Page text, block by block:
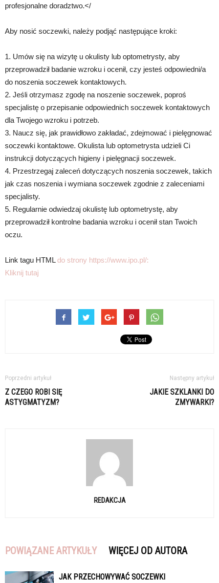
profesjonalne doradztwo.</
Aby nosić soczewki, należy podjąć następujące kroki:
1. Umów się na wizytę u okulisty lub optometrysty, aby
przeprowadził badanie wzroku i ocenił, czy jesteś odpowiedni/a
do noszenia soczewek kontaktowych.
2. Jeśli otrzymasz zgodę na noszenie soczewek, poproś
specjalistę o przepisanie odpowiednich soczewek kontaktowych
dla Twojego wzroku i potrzeb.
3. Naucz się, jak prawidłowo zakładać, zdejmować i pielęgnować
soczewki kontaktowe. Okulista lub optometrysta udzieli Ci
instrukcji dotyczących higieny i pielęgnacji soczewek.
4. Przestrzegaj zaleceń dotyczących noszenia soczewek, takich
jak czas noszenia i wymiana soczewek zgodnie z zaleceniami
specjalisty.
5. Regularnie odwiedzaj okulistę lub optometrystę, aby
przeprowadził kontrolne badania wzroku i ocenił stan Twoich
oczu.
Link tagu HTMLdo strony https://www.ipo.pl/:
Kliknij tutaj
Poprzedni artykuł
Z CZEGO ROBI SIĘ
ASTYGMATYZM?
Następny artykuł
JAKIE SZKLANKI DO
ZMYWARKI?
REDAKCJA
POWIĄZANE ARTYKUŁY WIĘCEJ OD AUTORA
JAK PRZECHOWYWAĆ SOCZEWKI